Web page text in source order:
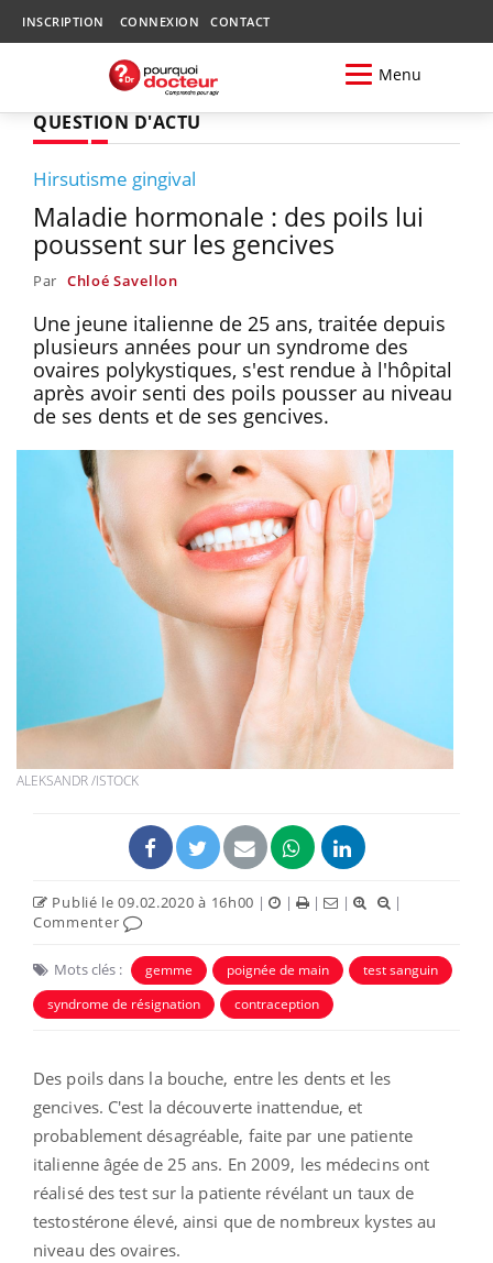
INSCRIPTION CONNEXION CONTACT
Menu
QUESTION D'ACTU
Hirsutisme gingival
Maladie hormonale : des poils lui
poussent sur les gencives
Par Chloé Savellon
Une jeune italienne de 25 ans, traitée depuis
plusieurs années pour un syndrome des
ovaires polykystiques, s'est rendue à l'hôpital
après avoir senti des poils pousser au niveau
de ses dents et de ses gencives.
ALEKSANDR /ISTOCK
Publié le 09.02.2020 à 16h00 | | | |
|
Commenter
Mots clés : gemme poignée de main
test sanguin
syndrome de résignation
contraception
Des poils dans la bouche, entre les dents et les
gencives. C'est la découverte inattendue, et
probablement désagréable, faite par une patiente
italienne âgée de 25 ans. En 2009, les médecins ont
réalisé des test sur la patiente révélant un taux de
testostérone élevé, ainsi que de nombreux kystes au
niveau des ovaires.